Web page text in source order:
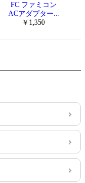
FC ファミコン
ACアダプター...
￥1,350